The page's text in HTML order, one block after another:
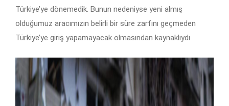
Türkiye’ye dönemedik. Bunun nedeniyse yeni almış
olduğumuz aracımızın belirli bir süre zarfını geçmeden
Türkiye’ye giriş yapamayacak olmasından kaynaklıydı.